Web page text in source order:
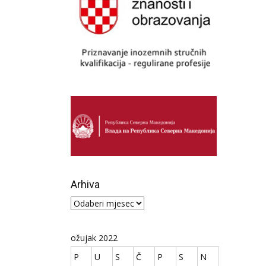
Arhiva
Arhiva
ožujak 2022
P
U S Č P S N